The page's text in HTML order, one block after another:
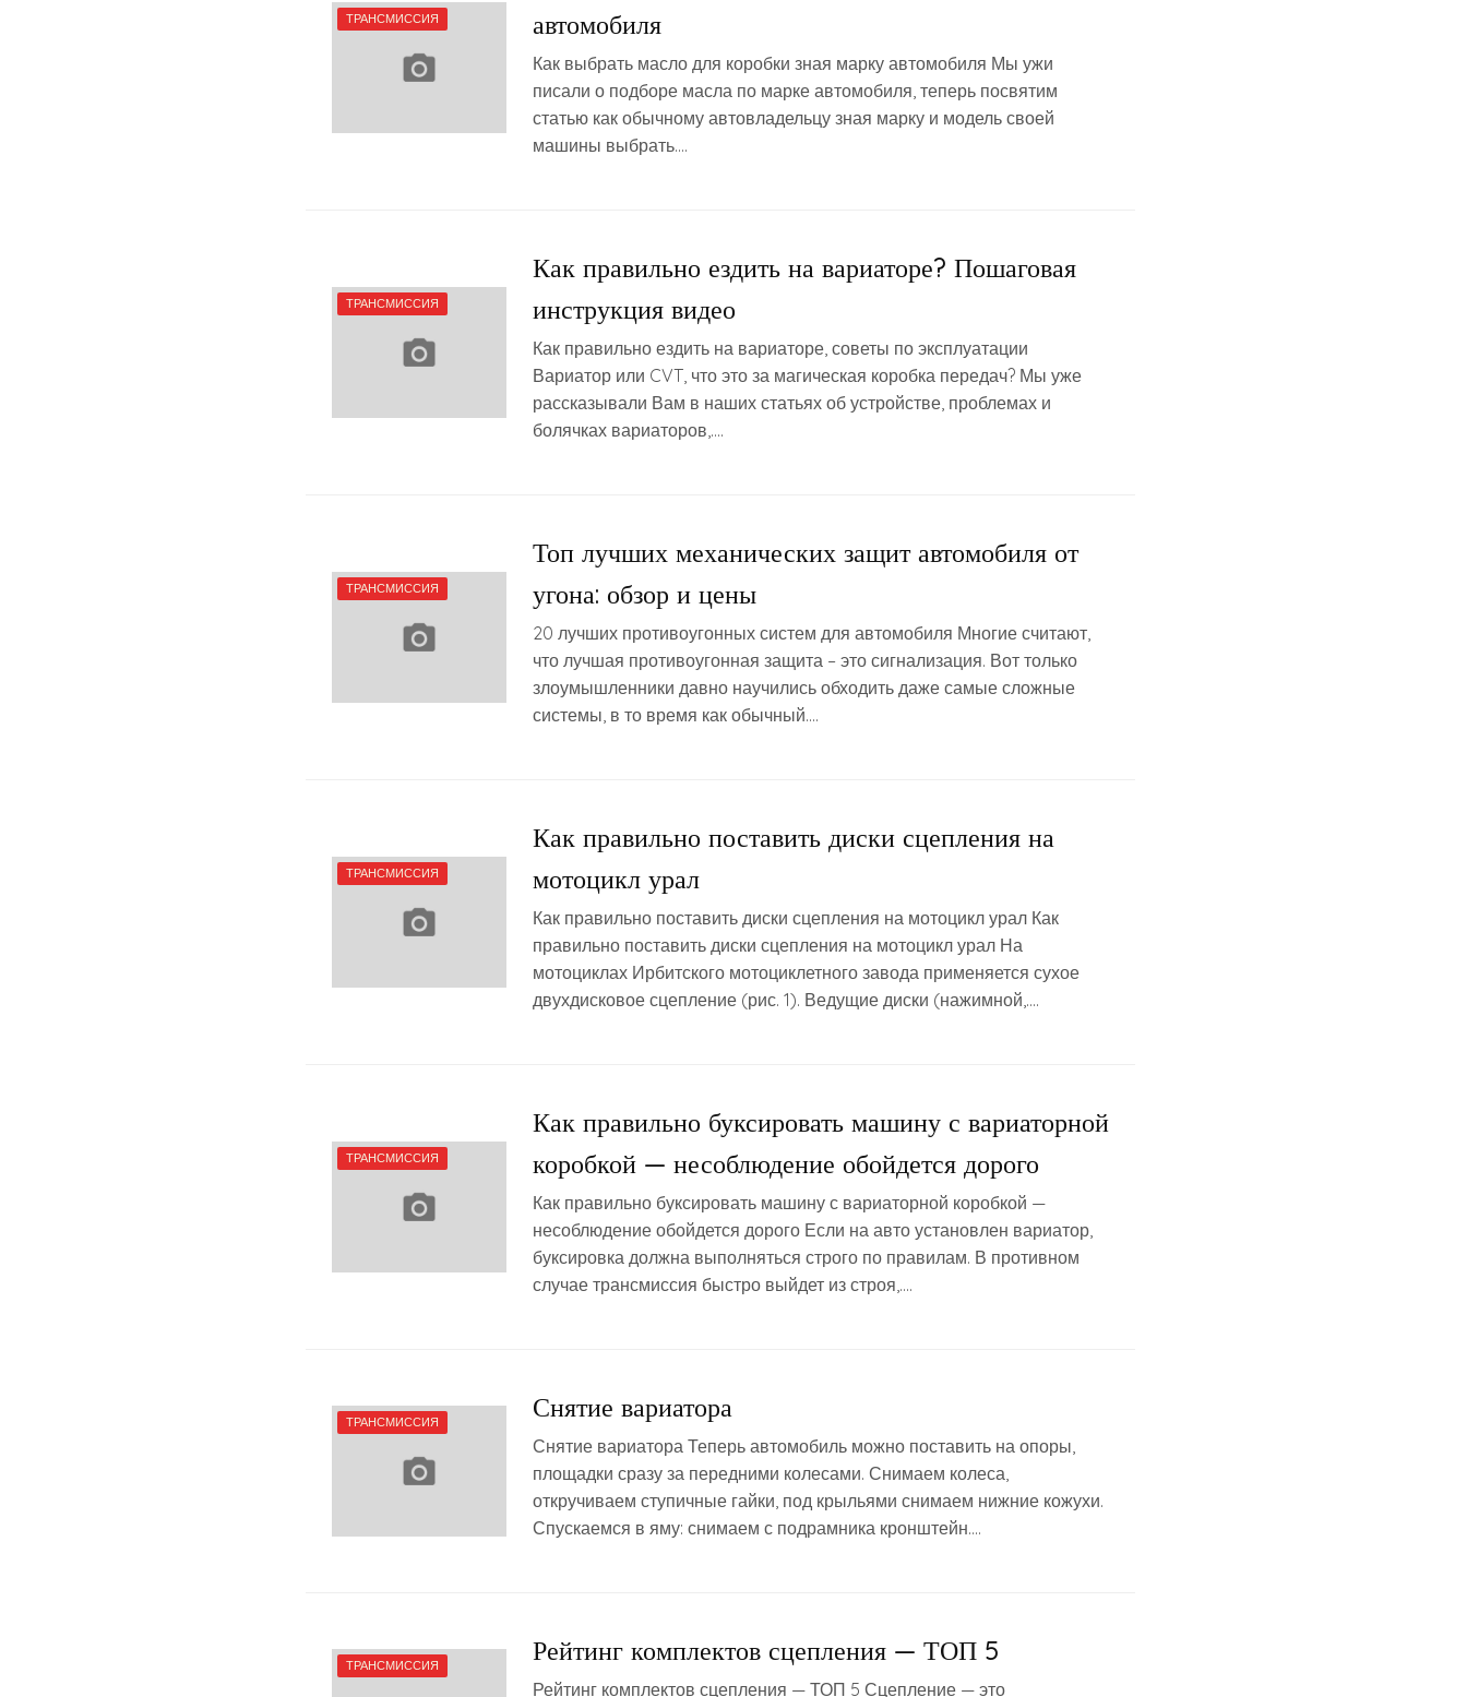
ТРАНСМИССИЯ
автомобиля
Как выбрать масло для коробки зная марку автомобиля Мы ужи
писали о подборе масла по марке автомобиля, теперь посвятим
статью как обычному автовладельцу зная марку и модель своей
машины выбрать….
ТРАНСМИССИЯ
Как правильно ездить на вариаторе? Пошаговая
инструкция видео
Как правильно ездить на вариаторе, советы по эксплуатации
Вариатор или CVT, что это за магическая коробка передач? Мы уже
рассказывали Вам в наших статьях об устройстве, проблемах и
болячках вариаторов,….
ТРАНСМИССИЯ
Топ лучших механических защит автомобиля от
угона: обзор и цены
20 лучших противоугонных систем для автомобиля Многие считают,
что лучшая противоугонная защита – это сигнализация. Вот только
злоумышленники давно научились обходить даже самые сложные
системы, в то время как обычный….
ТРАНСМИССИЯ
Как правильно поставить диски сцепления на
мотоцикл урал
Как правильно поставить диски сцепления на мотоцикл урал Как
правильно поставить диски сцепления на мотоцикл урал На
мотоциклах Ирбитского мотоциклетного за­вода применяется сухое
двухдисковое сцепление (рис. 1). Ведущие диски (нажимной,….
ТРАНСМИССИЯ
Как правильно буксировать машину с вариаторной
коробкой — несоблюдение обойдется дорого
Как правильно буксировать машину с вариаторной коробкой —
несоблюдение обойдется дорого Если на авто установлен вариатор,
буксировка должна выполняться строго по правилам. В противном
случае трансмиссия быстро выйдет из строя,….
ТРАНСМИССИЯ Снятие вариатора
Снятие вариатора Теперь автомобиль можно поставить на опоры,
площадки сразу за передними колесами. Снимаем колеса,
откручиваем ступичные гайки, под крыльями снимаем нижние кожухи.
Спускаемся в яму: снимаем с подрамника кронштейн….
ТРАНСМИССИЯ Рейтинг комплектов сцепления — ТОП 5
Рейтинг комплектов сцепления — ТОП 5 Сцепление — это